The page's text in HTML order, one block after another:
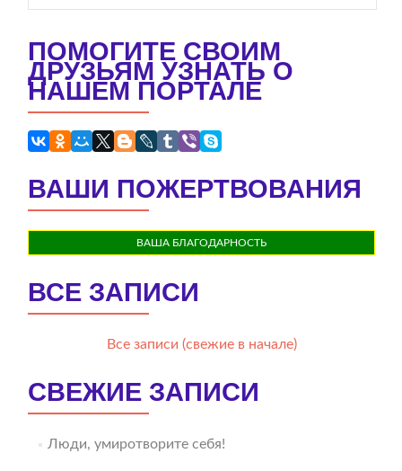
ПОМОГИТЕ СВОИМ
ДРУЗЬЯМ УЗНАТЬ О
НАШЕМ ПОРТАЛЕ
ВАШИ ПОЖЕРТВОВАНИЯ
ВАША БЛАГОДАРНОСТЬ
ВСЕ ЗАПИСИ
Все записи (свежие в начале)
СВЕЖИЕ ЗАПИСИ
Люди, умиротворите себя!